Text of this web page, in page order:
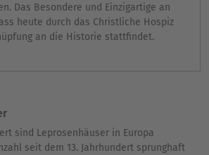
Das Besondere und Einzigartige an
heute durch das Christliche Hospiz
an die Historie stattfindet.
sind Leprosenhäuser in Europa
seit dem 13. Jahrhundert sprunghaft